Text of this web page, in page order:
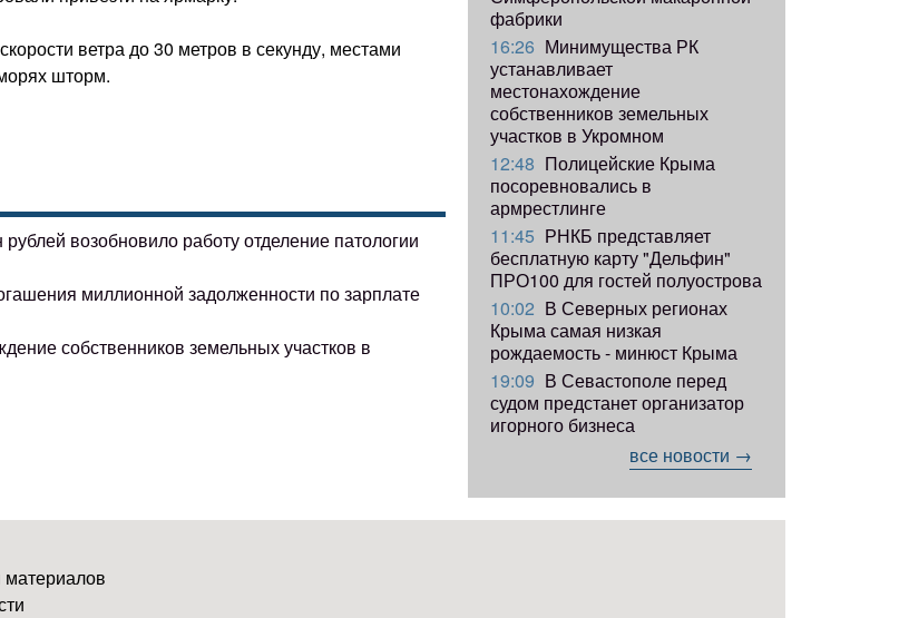
ветра до 30 метров в секунду, местами
шторм.
возобновило работу отделение патологии
миллионной задолженности по зарплате
собственников земельных участков в
фабрики
16:26 Минимущества РК
устанавливает
местонахождение
собственников земельных
участков в Укромном
12:48 Полицейские Крыма
посоревновались в
армрестлинге
11:45 РНКБ представляет
бесплатную карту "Дельфин"
ПРО100 для гостей полуострова
10:02 В Северных регионах
Крыма самая низкая
рождаемость - минюст Крыма
19:09 В Севастополе перед
судом предстанет организатор
игорного бизнеса
все новости →